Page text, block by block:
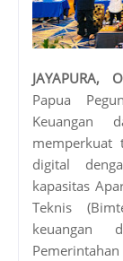
JAYAPURA,
Papua
Keuangan
memperkuat
digital
kapasitas
Teknis
keuangan